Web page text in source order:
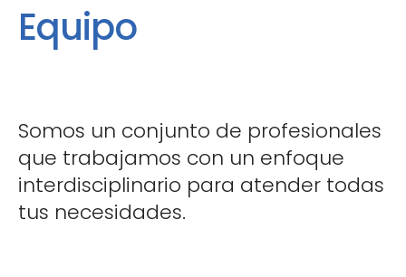
Equipo
Somos un conjunto de profesionales
que trabajamos con un enfoque
interdisciplinario para atender todas
tus necesidades.